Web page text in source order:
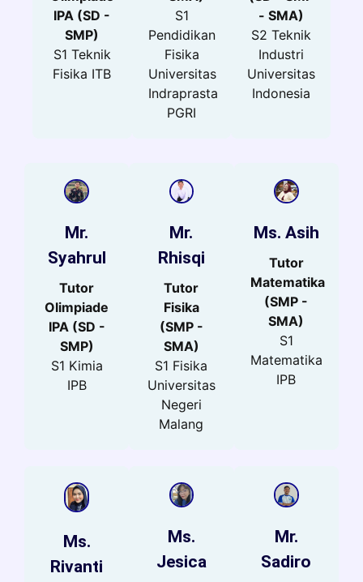
IPA (SD -
SMP)
S1 Teknik
Fisika ITB
S1
Pendidikan
Fisika
Universitas
Indraprasta
PGRI
- SMA)
S2 Teknik
Industri
Universitas
Indonesia
Mr.
Syahrul
Tutor
Olimpiade
IPA (SD -
SMP)
S1 Kimia
IPB
Mr.
Rhisqi
Tutor
Fisika
(SMP -
SMA)
S1 Fisika
Universitas
Negeri
Malang
Ms. Asih
Tutor
Matematika
(SMP -
SMA)
S1
Matematika
IPB
Ms.
Rivanti
Ms.
Jesica
Mr.
Sadiro